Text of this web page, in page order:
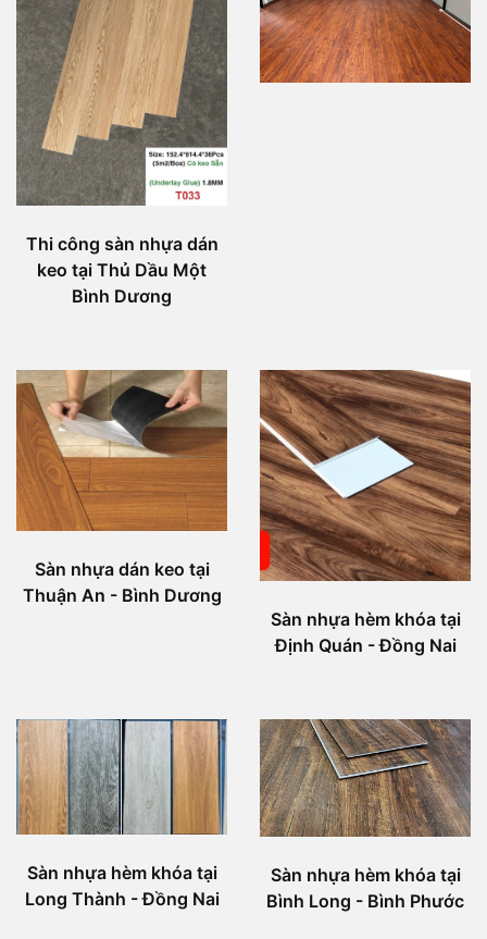
Thi công sàn nhựa dán
keo tại Thủ Dầu Một
Bình Dương
Sàn nhựa dán keo tại
Thuận An - Bình Dương
Sàn nhựa hèm khóa tại
Định Quán - Đồng Nai
Sàn nhựa hèm khóa tại
Long Thành - Đồng Nai
Sàn nhựa hèm khóa tại
Bình Long - Bình Phước